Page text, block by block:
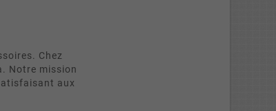
Chez
Notre mission
aux